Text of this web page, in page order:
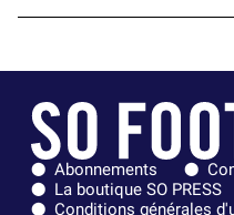
Abonnements
La boutique SO PRESS
Conditions générales